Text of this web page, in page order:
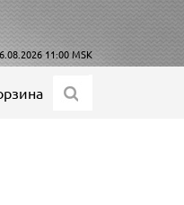
11:00 MSK